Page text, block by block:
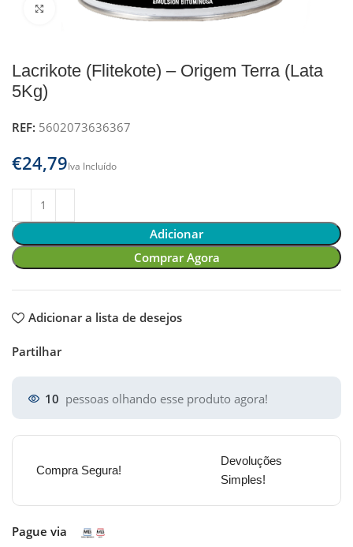
Clique para ampliar
Lacrikote (Flitekote) – Origem Terra (Lata
5Kg)
REF: 5602073636367
€
Adicionar
Comprar Agora
Adicionar a lista de desejos
Partilhar
10 pessoas olhando esse produto agora!
Compra Segura!
Devoluções
Simples!
Pague via